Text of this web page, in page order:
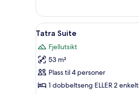
Double
Åpne
alle
bildene
av
Tatra
Suite
9
Tatra Suite
Fjellutsikt
53 m²
Plass til 4 personer
1 dobbeltseng ELLER 2